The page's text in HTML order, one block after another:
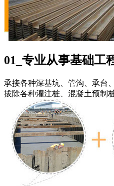
01_专业从事基础工
承接各种深基坑、管沟、承台
拔除各种灌注桩、混凝土预制